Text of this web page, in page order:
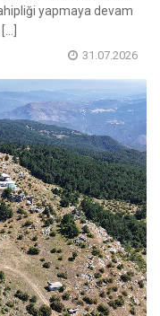
yapmaya devam
31.07.2026